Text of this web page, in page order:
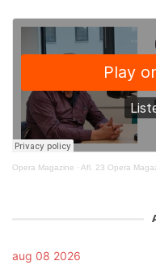
Opera Magazine · Afl. 23 Opera
aug 08 2026